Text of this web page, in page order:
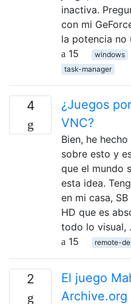
inactiva.
con mi
la potencia
15
windows
task-manager
4
¿Juegos
VNC?
Bien, he
sobre esto y
que el mundo
esta idea.
en mi casa,
HD que es
todo lo visual,
15
remote-
2
El juego
Archive.org